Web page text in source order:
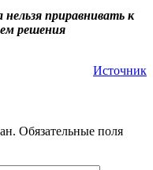
приравнивать к
решения
Источник
Обязательные поля